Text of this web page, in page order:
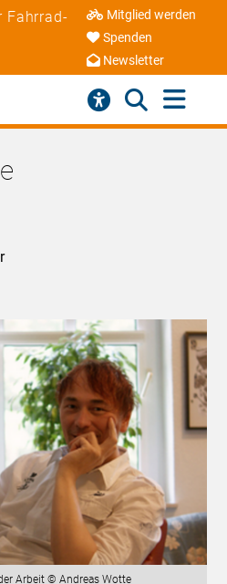
Fahrrad-
Mitglied werden
Spenden
Newsletter
Arbeit © Andreas Wotte